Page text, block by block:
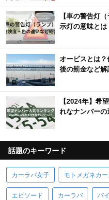
【車の警告灯
示灯の意味とは
オービスとは
後の罰金など解
【2024年】希
れなナンバー
話題のキーワード
カーラバ女子 モトメガネカ
エピソード カーラバ バ